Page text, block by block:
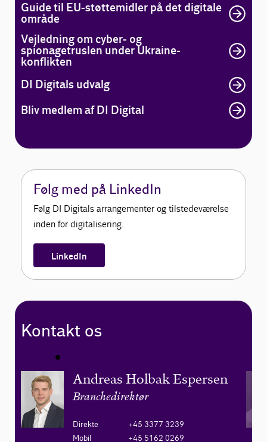
Guide til EU-støttemidler på det digitale
område
Vejledning om cyber- og
spionagetruslen under Ukraine-
konflikten
DI Digitals udvalg
Bliv medlem af DI Digital
Følg med på LinkedIn
Følg DI Digitals arrangementer og tilstedeværelse
inden for digitalisering.
LinkedIn
Kontakt os
Andreas Holbak Espersen
Branchedirektør
Direkte
+45 3377 3239
Mobil
+45 5162 0269